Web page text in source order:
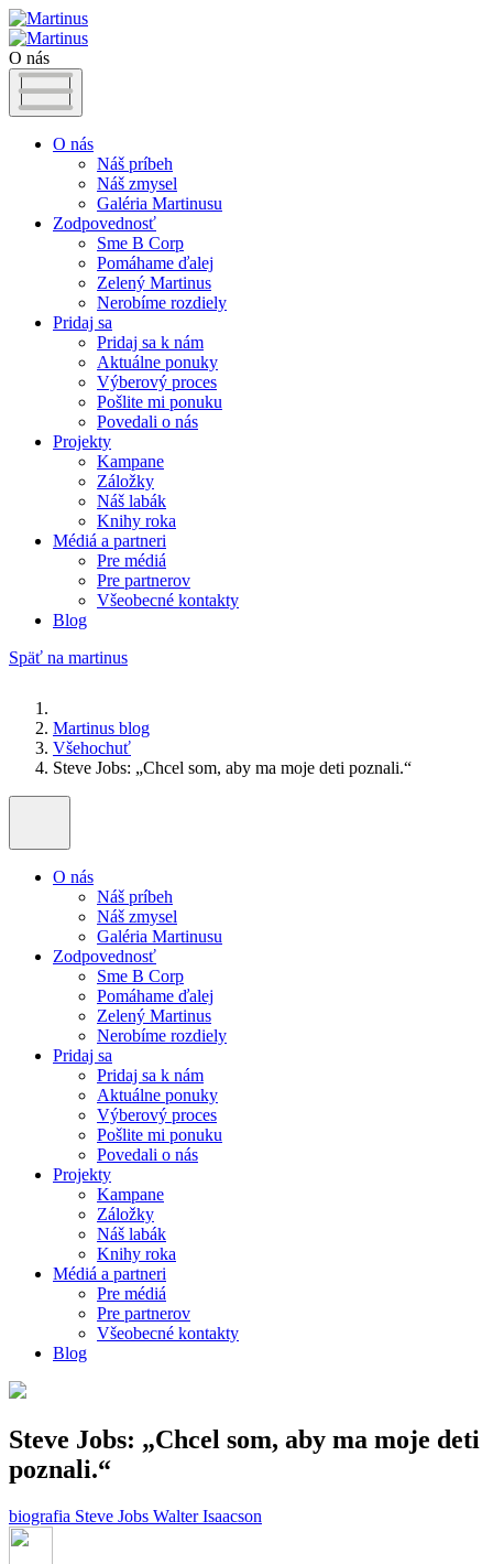
O nás
O nás
Náš príbeh
Náš zmysel
Galéria Martinusu
Zodpovednosť
Sme B Corp
Pomáhame ďalej
Zelený Martinus
Nerobíme rozdiely
Pridaj sa
Pridaj sa k nám
Aktuálne ponuky
Výberový proces
Pošlite mi ponuku
Povedali o nás
Projekty
Kampane
Záložky
Náš labák
Knihy roka
Médiá a partneri
Pre médiá
Pre partnerov
Všeobecné kontakty
Blog
Späť na martinus
Martinus blog
Všehochuť
Steve Jobs: „Chcel som, aby ma moje deti poznali.“
O nás
Náš príbeh
Náš zmysel
Galéria Martinusu
Zodpovednosť
Sme B Corp
Pomáhame ďalej
Zelený Martinus
Nerobíme rozdiely
Pridaj sa
Pridaj sa k nám
Aktuálne ponuky
Výberový proces
Pošlite mi ponuku
Povedali o nás
Projekty
Kampane
Záložky
Náš labák
Knihy roka
Médiá a partneri
Pre médiá
Pre partnerov
Všeobecné kontakty
Blog
Steve Jobs: „Chcel som, aby ma moje deti
poznali.“
biografia Steve Jobs Walter Isaacson